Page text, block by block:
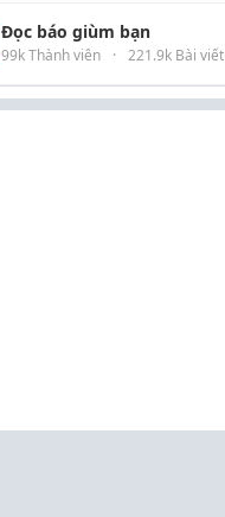
Đọc báo giùm bạn
99k Thành viên · 221.9k Bài viết